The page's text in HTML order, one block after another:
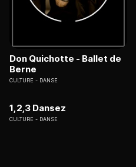
Don Quichotte - Ballet de
Berne
CULTURE DANSE
1,2,3 Dansez
CULTURE DANSE